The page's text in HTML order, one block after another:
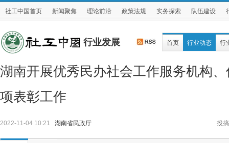
社工中国首页 新闻聚焦 理论前沿 政策法规 实务探索 队伍建设
行业发展 首页 行业动态 行
湖南开展优秀民办社会工作服务机构
项表彰工作
2022-11-04 10:21 湖南省民政厅 投搞